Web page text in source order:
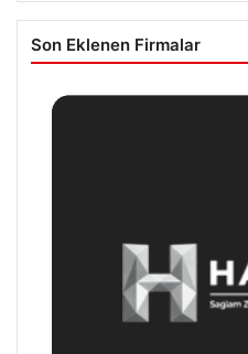
Son Eklenen Firmalar